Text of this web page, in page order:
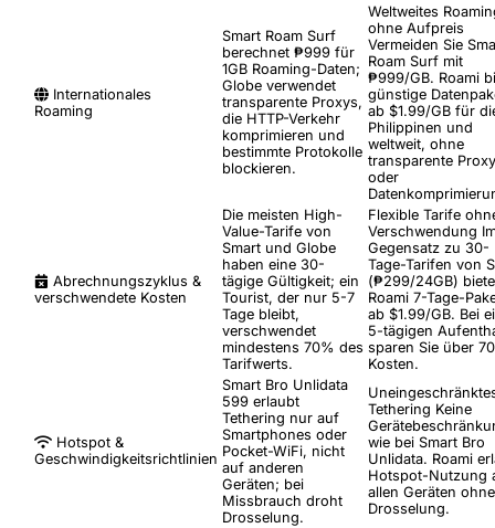
Internationales
Roaming
Smart Roam Surf
berechnet ₱999 für
1GB Roaming-Daten;
Globe verwendet
transparente Proxys,
die HTTP-Verkehr
komprimieren und
bestimmte Protokolle
blockieren.
Weltweites
ohne Aufpreis
Vermeiden Sie
Roam Surf mit
₱999/GB. Roami
günstige
ab $1.99/GB für
Philippinen und
weltweit, ohne
transparente
oder
Abrechnungszyklus &
verschwendete Kosten
Die meisten High-
Value-Tarife von
Smart und Globe
haben eine 30-
tägige Gültigkeit; ein
Tourist, der nur 5-7
Tage bleibt,
verschwendet
mindestens 70% des
Tarifwerts.
Flexible Tarife
Verschwendung
Gegensatz zu 30-
Tage-Tarifen von
(₱299/24GB)
Roami 7-Tage-
ab $1.99/GB. Bei
5-tägigen
sparen Sie über
Kosten.
Hotspot &
Geschwindigkeitsrichtlinien
Smart Bro Unlidata
599 erlaubt
Tethering nur auf
Smartphones oder
Pocket-WiFi, nicht
auf anderen
Geräten; bei
Missbrauch droht
Drosselung.
Tethering Keine
wie bei Smart Bro
Unlidata. Roami
Hotspot-Nutzung
allen Geräten ohne
Drosselung.